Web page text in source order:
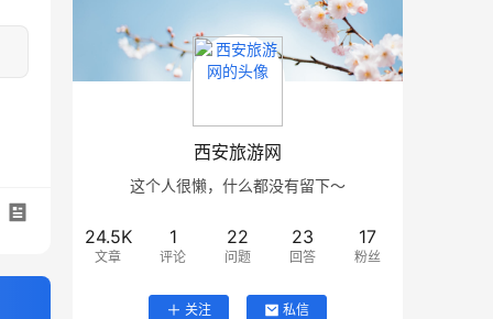
西安旅游网
这个人很懒，什么都没有留下～
24.5K
文章
1
评论
22
问题
23
回答
17
粉丝
关注 私信